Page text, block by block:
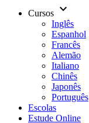
Cursos keyboard_arrow_down
Inglês
Espanhol
Francês
Alemão
Italiano
Chinês
Japonês
Português
Escolas
Estude Online